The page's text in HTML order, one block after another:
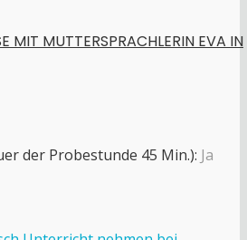
MIT MUTTERSPRACHLERIN EVA IN
der Probestunde 45 Min.): Ja